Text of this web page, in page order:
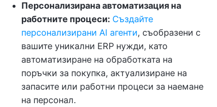
Персонализирана автоматизация на
работните процеси: Създайте
персонализирани AI агенти, съобразени с
вашите уникални ERP нужди, като
автоматизиране на обработката на
поръчки за покупка, актуализиране на
запасите или работни процеси за наемане
на персонал.